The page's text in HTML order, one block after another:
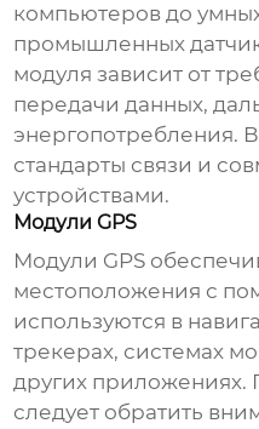
компьютеров до
промышленных
модуля зависит от
передачи данных,
энергопотребления.
стандарты связи и
устройствами.
Модули GPS
Модули GPS
местоположения с
используются в
трекерах, системах
других приложениях.
следует обратить